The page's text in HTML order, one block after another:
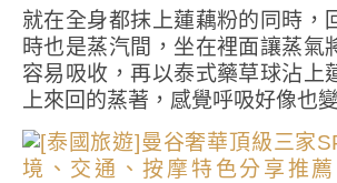
就在全身都抹上蓮藕粉的同時，
時也是蒸汽間，坐在裡面讓蒸氣
容易吸收，再以泰式藥草球沾上
上來回的蒸著，感覺呼吸好像也